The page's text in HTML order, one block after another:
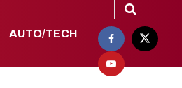
AUTO/TECH